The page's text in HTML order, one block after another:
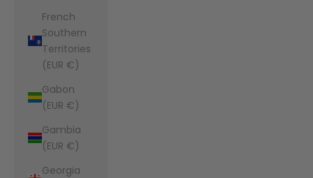
French
Southern
Territories
(EUR €)
Gabon
(EUR €)
Gambia
(EUR €)
Georgia